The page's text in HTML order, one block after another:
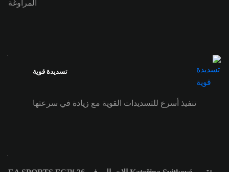
المراوغة
تسديدة قوية
تنفيذ أسرع للتسديدات القوية مع زيادة في سرعتها